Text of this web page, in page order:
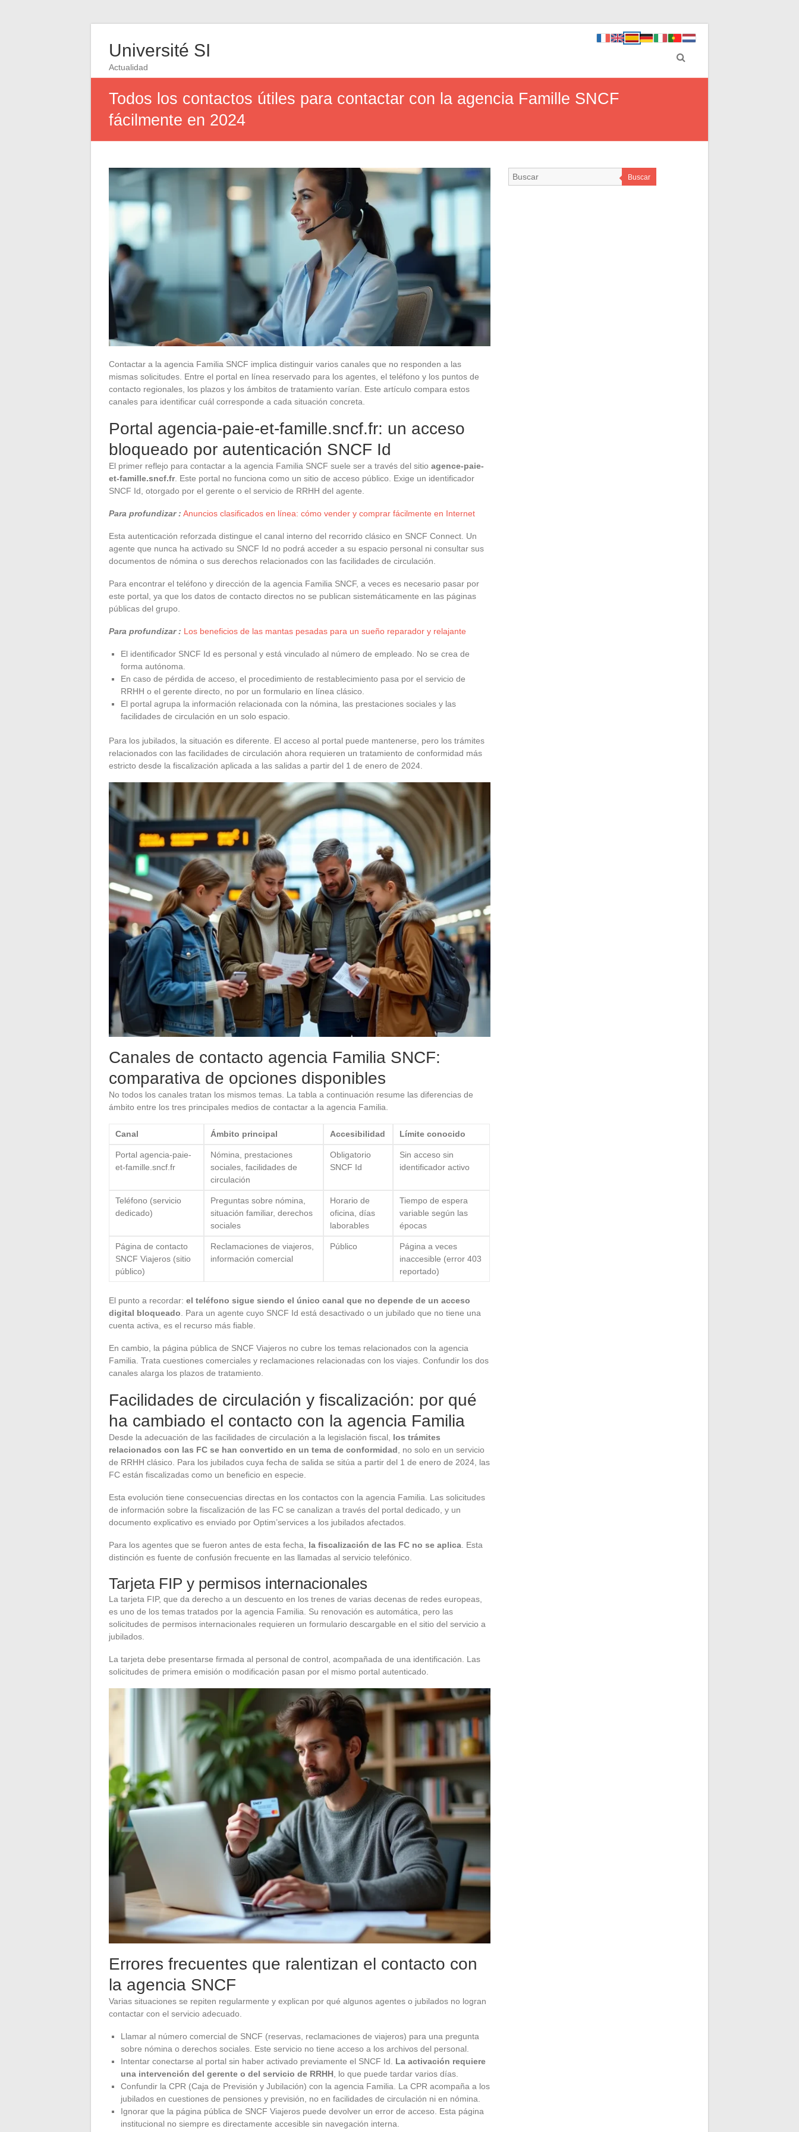
Université SI
Actualidad
Todos los contactos útiles para contactar con la agencia Famille SNCF
fácilmente en 2024
Contactar a la agencia Familia SNCF implica distinguir varios canales que no responden a las
mismas solicitudes. Entre el portal en línea reservado para los agentes, el teléfono y los puntos de
contacto regionales, los plazos y los ámbitos de tratamiento varían. Este artículo compara estos
canales para identificar cuál corresponde a cada situación concreta.
Portal agencia-paie-et-famille.sncf.fr: un acceso
bloqueado por autenticación SNCF Id
El primer reflejo para contactar a la agencia Familia SNCF suele ser a través del sitio agence-paie-
et-famille.sncf.fr. Este portal no funciona como un sitio de acceso público. Exige un identificador
SNCF Id, otorgado por el gerente o el servicio de RRHH del agente.
Para profundizar : Anuncios clasificados en línea: cómo vender y comprar fácilmente en Internet
Esta autenticación reforzada distingue el canal interno del recorrido clásico en SNCF Connect. Un
agente que nunca ha activado su SNCF Id no podrá acceder a su espacio personal ni consultar sus
documentos de nómina o sus derechos relacionados con las facilidades de circulación.
Para encontrar el teléfono y dirección de la agencia Familia SNCF, a veces es necesario pasar por
este portal, ya que los datos de contacto directos no se publican sistemáticamente en las páginas
públicas del grupo.
Para profundizar : Los beneficios de las mantas pesadas para un sueño reparador y relajante
El identificador SNCF Id es personal y está vinculado al número de empleado. No se crea de
forma autónoma.
En caso de pérdida de acceso, el procedimiento de restablecimiento pasa por el servicio de
RRHH o el gerente directo, no por un formulario en línea clásico.
El portal agrupa la información relacionada con la nómina, las prestaciones sociales y las
facilidades de circulación en un solo espacio.
Para los jubilados, la situación es diferente. El acceso al portal puede mantenerse, pero los trámites
relacionados con las facilidades de circulación ahora requieren un tratamiento de conformidad más
estricto desde la fiscalización aplicada a las salidas a partir del 1 de enero de 2024.
Canales de contacto agencia Familia SNCF:
comparativa de opciones disponibles
No todos los canales tratan los mismos temas. La tabla a continuación resume las diferencias de
ámbito entre los tres principales medios de contactar a la agencia Familia.
Canal Ámbito principal Accesibilidad Límite conocido
Portal agencia-paie-
et-famille.sncf.fr
Nómina, prestaciones
sociales, facilidades de
circulación
Obligatorio
SNCF Id
Sin acceso sin
identificador activo
Teléfono (servicio
dedicado)
Preguntas sobre nómina,
situación familiar, derechos
sociales
Horario de
oficina, días
laborables
Tiempo de espera
variable según las
épocas
Página de contacto
SNCF Viajeros (sitio
público)
Reclamaciones de viajeros,
información comercial
Público
Página a veces
inaccesible (error 403
reportado)
El punto a recordar: el teléfono sigue siendo el único canal que no depende de un acceso
digital bloqueado. Para un agente cuyo SNCF Id está desactivado o un jubilado que no tiene una
cuenta activa, es el recurso más fiable.
En cambio, la página pública de SNCF Viajeros no cubre los temas relacionados con la agencia
Familia. Trata cuestiones comerciales y reclamaciones relacionadas con los viajes. Confundir los dos
canales alarga los plazos de tratamiento.
Facilidades de circulación y fiscalización: por qué
ha cambiado el contacto con la agencia Familia
Desde la adecuación de las facilidades de circulación a la legislación fiscal, los trámites
relacionados con las FC se han convertido en un tema de conformidad, no solo en un servicio
de RRHH clásico. Para los jubilados cuya fecha de salida se sitúa a partir del 1 de enero de 2024, las
FC están fiscalizadas como un beneficio en especie.
Esta evolución tiene consecuencias directas en los contactos con la agencia Familia. Las solicitudes
de información sobre la fiscalización de las FC se canalizan a través del portal dedicado, y un
documento explicativo es enviado por Optim’services a los jubilados afectados.
Para los agentes que se fueron antes de esta fecha, la fiscalización de las FC no se aplica. Esta
distinción es fuente de confusión frecuente en las llamadas al servicio telefónico.
Tarjeta FIP y permisos internacionales
La tarjeta FIP, que da derecho a un descuento en los trenes de varias decenas de redes europeas,
es uno de los temas tratados por la agencia Familia. Su renovación es automática, pero las
solicitudes de permisos internacionales requieren un formulario descargable en el sitio del servicio a
jubilados.
La tarjeta debe presentarse firmada al personal de control, acompañada de una identificación. Las
solicitudes de primera emisión o modificación pasan por el mismo portal autenticado.
Errores frecuentes que ralentizan el contacto con
la agencia SNCF
Varias situaciones se repiten regularmente y explican por qué algunos agentes o jubilados no logran
contactar con el servicio adecuado.
Llamar al número comercial de SNCF (reservas, reclamaciones de viajeros) para una pregunta
sobre nómina o derechos sociales. Este servicio no tiene acceso a los archivos del personal.
Intentar conectarse al portal sin haber activado previamente el SNCF Id. La activación requiere
una intervención del gerente o del servicio de RRHH , lo que puede tardar varios días.
Confundir la CPR (Caja de Previsión y Jubilación) con la agencia Familia. La CPR acompaña a los
jubilados en cuestiones de pensiones y previsión, no en facilidades de circulación ni en nómina.
Ignorar que la página pública de SNCF Viajeros puede devolver un error de acceso. Esta página
institucional no siempre es directamente accesible sin navegación interna.
Buscar